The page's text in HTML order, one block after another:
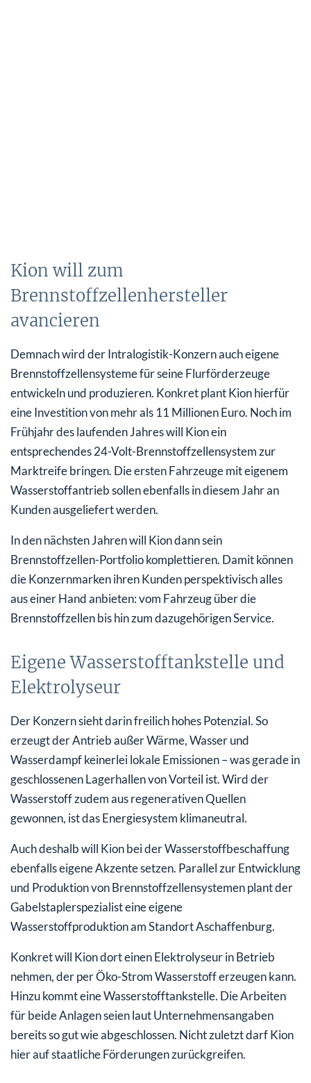
Kion will zum
Brennstoffzellenhersteller
avancieren
Demnach wird der Intralogistik-Konzern auch eigene
Brennstoffzellensysteme für seine Flurförderzeuge
entwickeln und produzieren. Konkret plant Kion hierfür
eine Investition von mehr als 11 Millionen Euro. Noch im
Frühjahr des laufenden Jahres will Kion ein
entsprechendes 24-Volt-Brennstoffzellensystem zur
Marktreife bringen. Die ersten Fahrzeuge mit eigenem
Wasserstoffantrieb sollen ebenfalls in diesem Jahr an
Kunden ausgeliefert werden.
In den nächsten Jahren will Kion dann sein
Brennstoffzellen-Portfolio komplettieren. Damit können
die Konzernmarken ihren Kunden perspektivisch alles
aus einer Hand anbieten: vom Fahrzeug über die
Brennstoffzellen bis hin zum dazugehörigen Service.
Eigene Wasserstofftankstelle und
Elektrolyseur
Der Konzern sieht darin freilich hohes Potenzial. So
erzeugt der Antrieb außer Wärme, Wasser und
Wasserdampf keinerlei lokale Emissionen – was gerade in
geschlossenen Lagerhallen von Vorteil ist. Wird der
Wasserstoff zudem aus regenerativen Quellen
gewonnen, ist das Energiesystem klimaneutral.
Auch deshalb will Kion bei der Wasserstoffbeschaffung
ebenfalls eigene Akzente setzen. Parallel zur Entwicklung
und Produktion von Brennstoffzellensystemen plant der
Gabelstaplerspezialist eine eigene
Wasserstoffproduktion am Standort Aschaffenburg.
Konkret will Kion dort einen Elektrolyseur in Betrieb
nehmen, der per Öko-Strom Wasserstoff erzeugen kann.
Hinzu kommt eine Wasserstofftankstelle. Die Arbeiten
für beide Anlagen seien laut Unternehmensangaben
bereits so gut wie abgeschlossen. Nicht zuletzt darf Kion
hier auf staatliche Förderungen zurückgreifen.